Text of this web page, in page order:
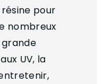
pour
nombreux
grande
UV, la